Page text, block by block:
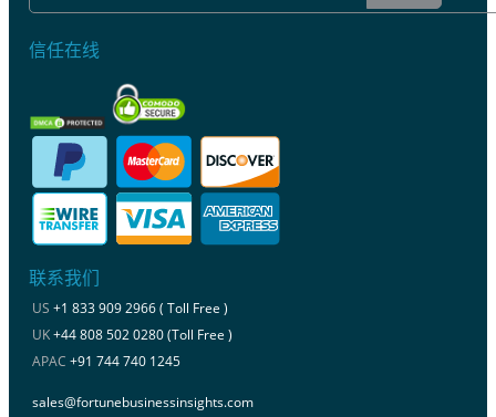
信任在线
联系我们
US +1 833 909 2966 ( Toll Free )
UK+44 808 502 0280 (Toll Free )
APAC +91 744 740 1245
sales@fortunebusinessinsights.com